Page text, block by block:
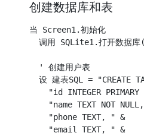
创建数据库和表
当 Screen1.初始化
调用 SQLite1.打开数据
  ' 创建用户表
设 建表SQL = "CREATE
"id INTEGER PRIMARY
"name TEXT NOT
    "phone TEXT, " &
    "email TEXT, " &